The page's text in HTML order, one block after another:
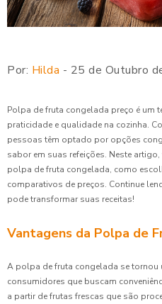
Por: Hilda - 25 de Outubro
Polpa de fruta congelada preço é um
praticidade e qualidade na cozinha.
pessoas têm optado por opções
sabor em suas refeições. Neste
polpa de fruta congelada, como
comparativos de preços. Continue
pode transformar suas receitas!
Vantagens da Polpa de
A polpa de fruta congelada se
consumidores que buscam
a partir de frutas frescas que são